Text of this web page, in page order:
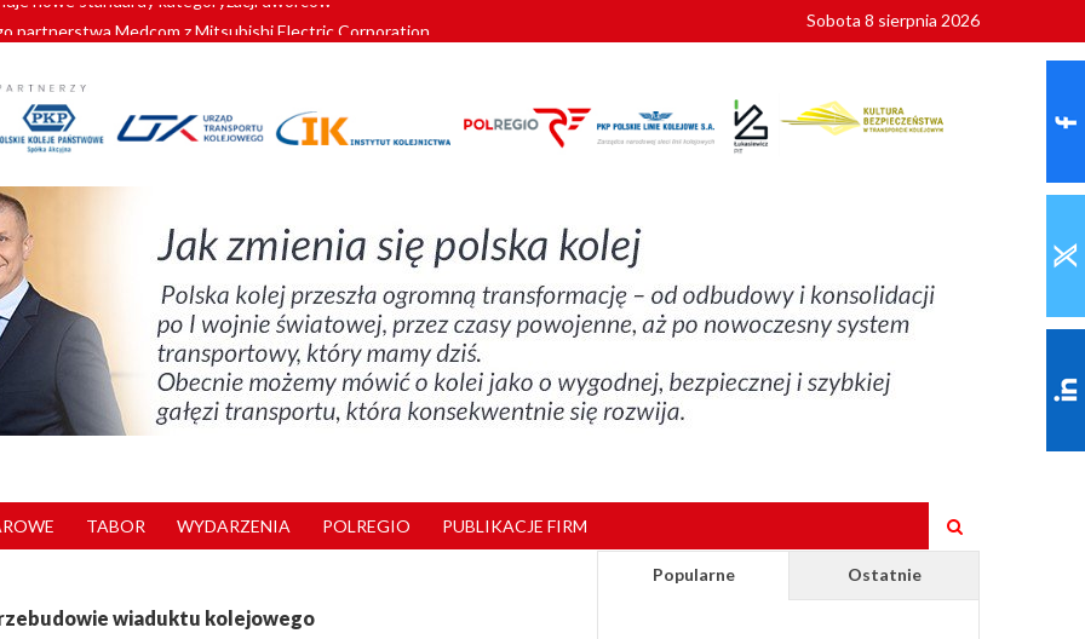
znów szuka dostawcy nowych EZT
kolejowych w północnej Wielkopolsce. Łatwiejsze dojazdy do pracy i szkoły
nowe standardy kategoryzacji dworców
Sobota 8 sierpnia 2026
TABOR WYDARZENIA POLREGIO PUBLIKACJE FIRM
wiaduktu kolejowego
Popularne Ostatnie